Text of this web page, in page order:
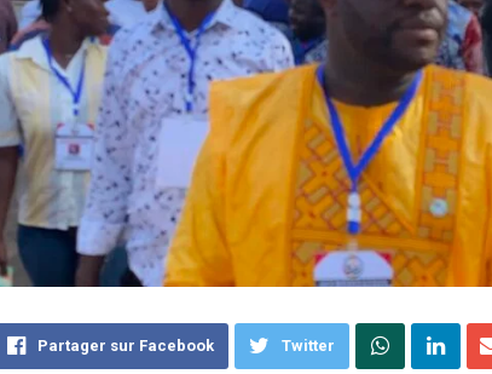
Partager sur Facebook Twitter